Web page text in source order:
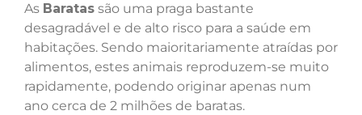
As Baratas são uma praga bastante
desagradável e de alto risco para a saúde em
habitações. Sendo maioritariamente atraídas por
alimentos, estes animais reproduzem-se muito
rapidamente, podendo originar apenas num
ano cerca de 2 milhões de baratas.